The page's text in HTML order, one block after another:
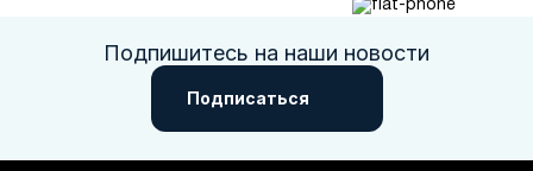
Подпишитесь на наши новости
Подписаться